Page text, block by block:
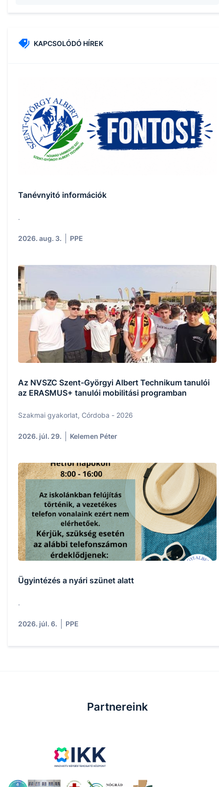
KAPCSOLÓDÓ HÍREK
Tanévnyitó információk
.
2026. aug. 3. PPE
Az NVSZC Szent-Györgyi Albert Technikum tanulói
az ERASMUS+ tanulói mobilitási programban
Szakmai gyakorlat, Córdoba - 2026
2026. júl. 29. Kelemen Péter
Ügyintézés a nyári szünet alatt
.
2026. júl. 6. PPE
Partnereink